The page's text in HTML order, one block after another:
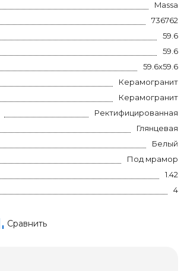
Massa
736762
59.6
59.6
59.6x59.6
Керамогранит
Керамогранит
Ректифицированная
Глянцевая
Белый
Под мрамор
1.42
4
Сравнить